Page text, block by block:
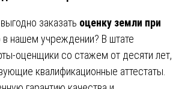
заказать оценку земли при
в нашем учреждении? В штате
оценщики со стажем от десяти лет,
квалификационные аттестаты.